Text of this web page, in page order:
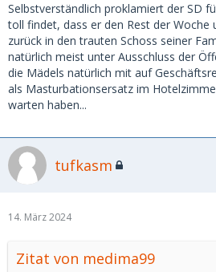
Selbstverständlich proklamiert der SD
toll findet, dass er den Rest der Woche
zurück in den trauten Schoss seiner
natürlich meist unter Ausschluss der
die Mädels natürlich mit auf
als Masturbationsersatz im
warten haben...
tufkasm
14. März 2024
Zitat von medima99